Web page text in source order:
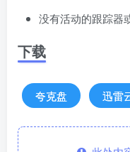
没有活动的跟踪器
下载
夸克盘 迅雷